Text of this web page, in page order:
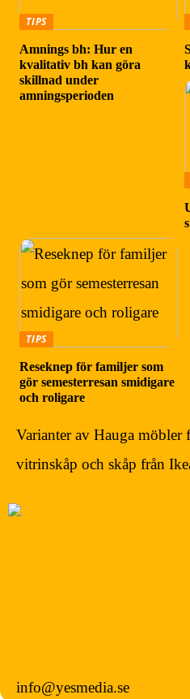
TIPS
Amnings bh: Hur en
kvalitativ bh kan göra
skillnad under
amningsperioden
TIPS
Reseknep för familjer som
gör semesterresan smidigare
och roligare
Varianter av Hauga
vitrinskåp och skåp från
info@yesmedia.se